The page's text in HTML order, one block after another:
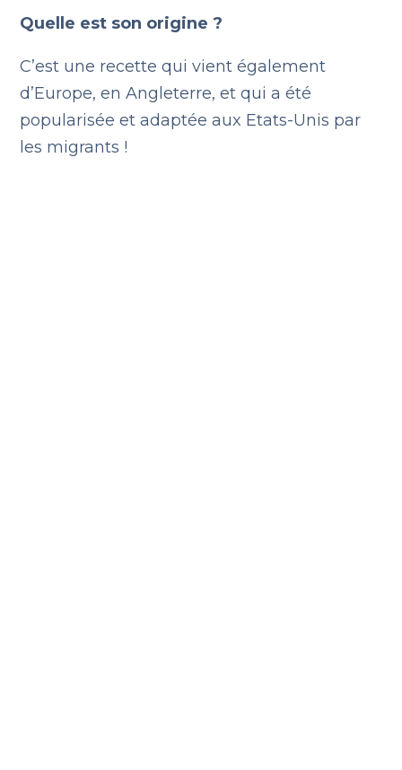
Quelle est son origine ?
C’est une recette qui vient également
d’Europe, en Angleterre, et qui a été
popularisée et adaptée aux Etats-Unis par
les migrants !